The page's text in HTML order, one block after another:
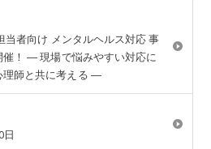
当者向け メンタルヘルス対応 事
！ ― 現場で悩みやすい対応に
理師と共に考える ―
日